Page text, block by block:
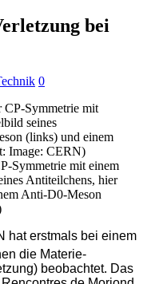
bei
0
Symmetrie mit einem
Antiteilchens, hier
Anti-D0-Meson
hat erstmals bei einem
die Materie-
beobachtet. Das